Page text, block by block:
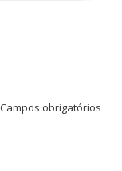
Campos obrigatórios